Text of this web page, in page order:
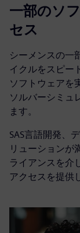
一部のソ
セス
シーメンスの一
イクルをスピー
ソフトウェアを
ソルバーシミュ
ます。
SAS言語開発、
リューションが
ライアンスを介
アクセスを提供